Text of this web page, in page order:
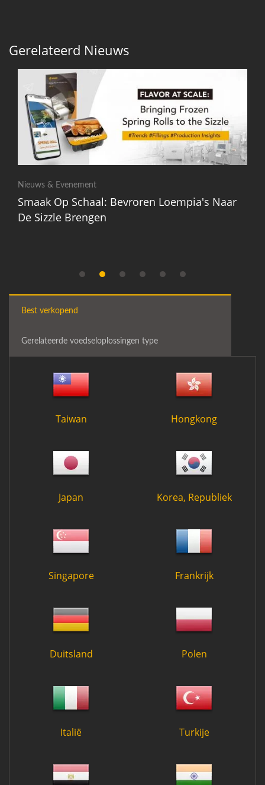
Gerelateerd Nieuws
Nieuws & Evenement
Smaak Op Schaal: Bevroren Loempia's Naar
De Sizzle Brengen
Best verkopend
Gerelateerde voedseloplossingen type
Taiwan Hongkong
Japan Korea, Republiek
Singapore Frankrijk
Duitsland Polen
Italië Turkije